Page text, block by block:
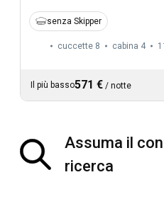
senza Skipper
cuccette 8 cabina 4
Il più basso571 € / notte
Assuma il
ricerca